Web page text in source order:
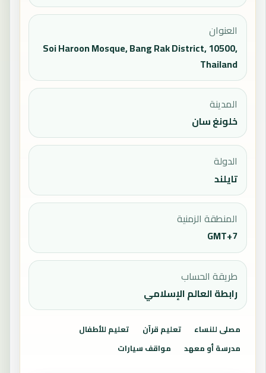
العنوان
Soi Haroon Mosque, Bang Rak District, 10500,
Thailand
المدينة
خلونغ سان
الدولة
تايلند
المنطقة الزمنية
GMT+7
طريقة الحساب
رابطة العالم الإسلامي
مصلى للنساء تعليم قرآن
تعليم للأطفال
مدرسة أو معهد
مواقف سيارات